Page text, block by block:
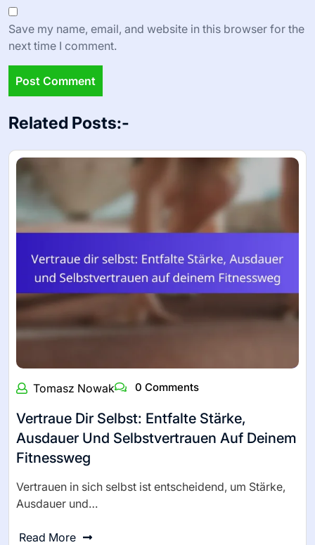
Save my name, email, and website in this browser for the
next time I comment.
Related Posts:-
Tomasz Nowak 0 Comments
Vertraue Dir Selbst: Entfalte Stärke,
Ausdauer Und Selbstvertrauen Auf Deinem
Fitnessweg
Vertrauen in sich selbst ist entscheidend, um Stärke,
Ausdauer und…
Read More